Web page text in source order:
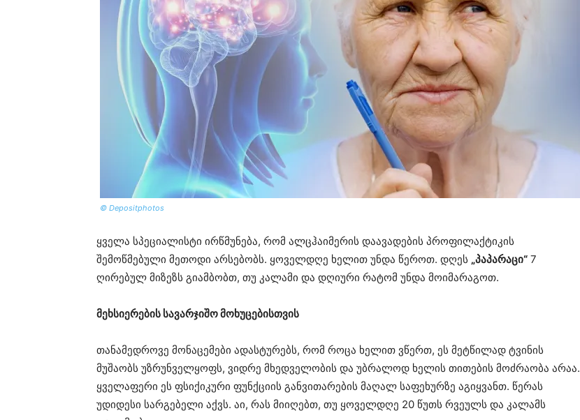
© Depositphotos
ყველა სპეციალისტი ირწმუნება, რომ ალცჰაიმერის დაავადების პროფილაქტიკის
შემოწმებული მეთოდი არსებობს. ყოველდღე ხელით უნდა წეროთ. დღეს „პაპარაცი“ 7
ღირებულ მიზეზს გიამბობთ, თუ კალამი და დღიური რატომ უნდა მოიმარაგოთ.
მეხსიერების სავარჯიშო მოხუცებისთვის
თანამედროვე მონაცემები ადასტურებს, რომ როცა ხელით ვწერთ, ეს მეტწილად ტვინის
მუშაობს უზრუნველყოფს, ვიდრე მხედველობის და უბრალოდ ხელის თითების მოძრაობა არაა.
ყველაფერი ეს ფსიქიკური ფუნქციის განვითარების მაღალ საფეხურზე აგიყვანთ. წერას
უდიდესი სარგებელი აქვს. აი, რას მიიღებთ, თუ ყოველდღე 20 წუთს რვეულს და კალამს